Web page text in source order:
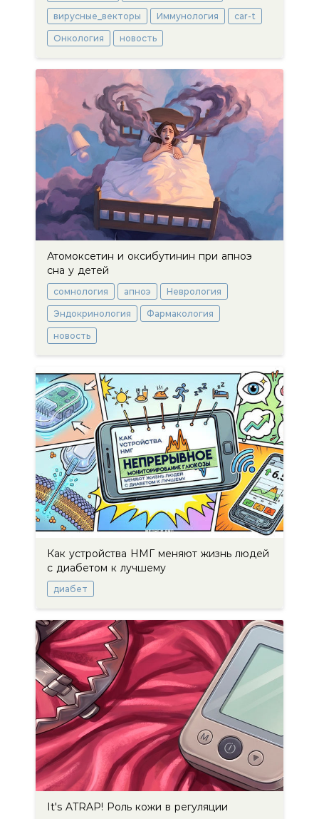
вирусные_векторы Иммунология car-t
Онкология новость
Атомоксетин и оксибутинин при апноэ
сна у детей
сомнология апноэ Неврология
Эндокринология Фармакология
новость
Как устройства НМГ меняют жизнь людей
с диабетом к лучшему
диабет
It's ATRAP! Роль кожи в регуляции